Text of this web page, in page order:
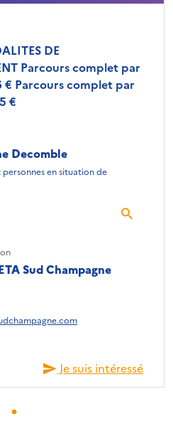
DE
Parcours complet par
€ Parcours complet par
€
Decomble
en situation de
Sud Champagne
Je suis intéressé